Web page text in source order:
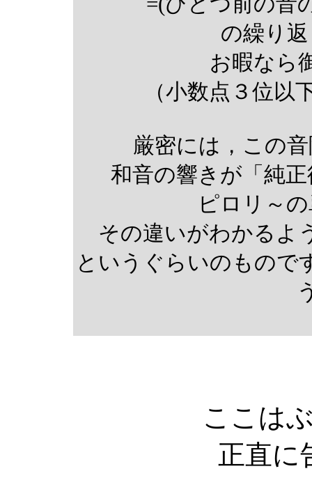
の繰り
お暇なら
（小数点３位
厳密には，この
和音の響きが「純
ピロリ～
その違いがわかるよ
というぐらいのもので
ここは
正直に